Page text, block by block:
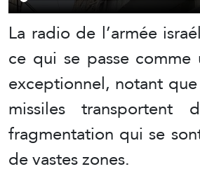
La radio de l’armée
ce qui se passe comme
exceptionnel, notant
missiles transportent
fragmentation qui se
de vastes zones.